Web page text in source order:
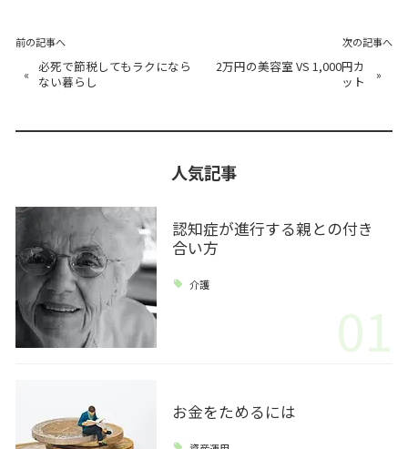
前の記事へ
« 必死で節税してもラクになら
ない暮らし
次の記事へ
2万円の美容室 VS 1,000円カ
ット
»
人気記事
認知症が進行する親との付き
合い方
介護
01
お金をためるには